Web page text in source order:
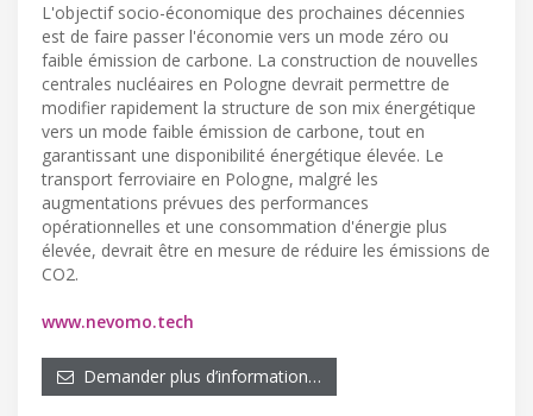
L'objectif socio-économique des prochaines décennies
est de faire passer l'économie vers un mode zéro ou
faible émission de carbone. La construction de nouvelles
centrales nucléaires en Pologne devrait permettre de
modifier rapidement la structure de son mix énergétique
vers un mode faible émission de carbone, tout en
garantissant une disponibilité énergétique élevée. Le
transport ferroviaire en Pologne, malgré les
augmentations prévues des performances
opérationnelles et une consommation d'énergie plus
élevée, devrait être en mesure de réduire les émissions de
CO2.
www.nevomo.tech
Demander plus d’information…